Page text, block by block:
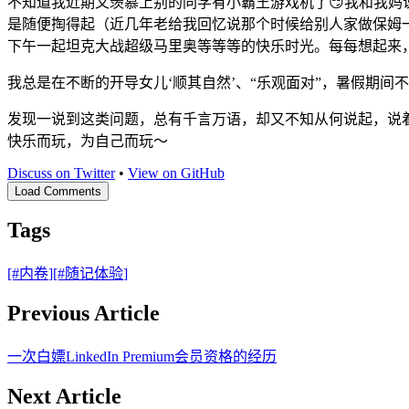
是随便掏得起（近几年老给我回忆说那个时候给别人家做保
下午一起坦克大战超级马里奥等等等的快乐时光。每每想起
我总是在不断的开导女儿‘顺其自然’、“乐观面对”，暑假期
发现一说到这类问题，总有千言万语，却又不知从何说起，
快乐而玩，为自己而玩～
Discuss on Twitter• View on GitHub
Load Comments
Tags
[#内卷][#随记体验]
Previous Article
一次白嫖LinkedIn Premium会员资格的经历
Next Article